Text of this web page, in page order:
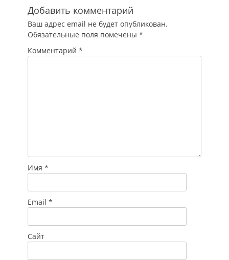
области» к
административной
ответственности.
Рассказываем, что
именно нарушил
работодатель…
Добавить комментарий
Ваш адрес email не будет опубликован.
Обязательные поля помечены *
Комментарий *
Имя *
Email *
Сайт